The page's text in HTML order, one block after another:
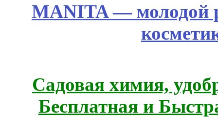
MANITA — молодой
Садовая химия,
Бесплатная и